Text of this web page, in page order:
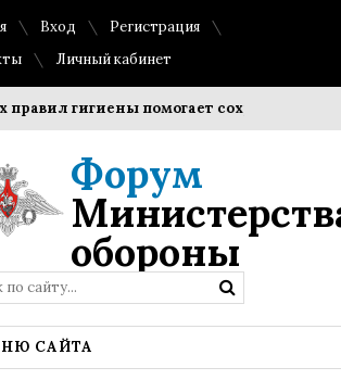
Вход
Регистрация
Личный кабинет
гигиены помогает сохранить
Форум
обороны
САЙТА